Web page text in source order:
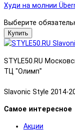
Худи на молнии
Выберите
Купить
STYLE50.RU
ТЦ "Олимп"
Slavonic Style 2014-
Самое интересное
Акции